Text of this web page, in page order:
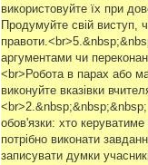
використовуйте їх при
Продумуйте свій виступ,
аргументами чи
<br>Робота в парах або
виконуйте вказівки
<br>2.&nbsp;&nbsp;&nbsp;
обов'язки: хто
потрібно виконати
записувати думки